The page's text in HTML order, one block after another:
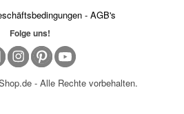
- AGB's
Folge uns!
- Alle Rechte vorbehalten.